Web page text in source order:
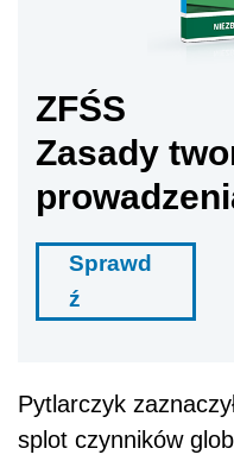
ZFŚS
Zasady
Sprawd
ź
Pytlarczyk
splot czynników